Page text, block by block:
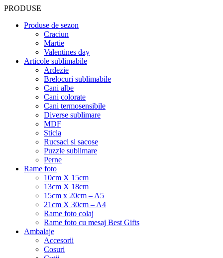
PRODUSE
Produse de sezon
Craciun
Martie
Valentines day
Articole sublimabile
Ardezie
Brelocuri sublimabile
Cani albe
Cani colorate
Cani termosensibile
Diverse sublimare
MDF
Sticla
Rucsaci si sacose
Puzzle sublimare
Perne
Rame foto
10cm X 15cm
13cm X 18cm
15cm x 20cm – A5
21cm X 30cm – A4
Rame foto colaj
Rame foto cu mesaj Best Gifts
Ambalaje
Accesorii
Cosuri